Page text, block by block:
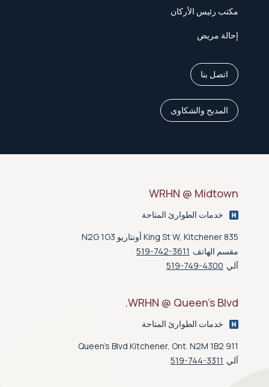
مكتب رئيس الأركان
إحالة مريض
اتصل بنا
المديح والشكاوى
WRHN @ Midtown
خدمات الطوارئ المتاحة
835 King St W, Kitchener أونتاريو N2G 1G3
مقسم الهاتف 519-742-3611
آلي 519-749-4300
WRHN @ Queen’s Blvd.
خدمات الطوارئ المتاحة
911 Queen's Blvd Kitchener, Ont. N2M 1B2
آلي 519-744-3311